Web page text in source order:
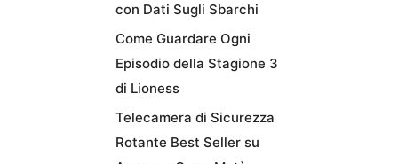
con Dati Sugli Sbarchi
Come Guardare Ogni
Episodio della Stagione 3
di Lioness
Telecamera di Sicurezza
Rotante Best Seller su